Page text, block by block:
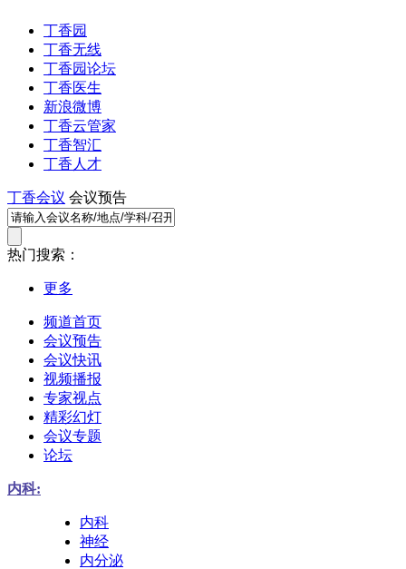
丁香园
丁香无线
丁香园论坛
丁香医生
新浪微博
丁香云管家
丁香智汇
丁香人才
丁香会议 会议预告
热门搜索：
更多
频道首页
会议预告
会议快讯
视频播报
专家视点
精彩幻灯
会议专题
论坛
内科:
内科
神经
内分泌